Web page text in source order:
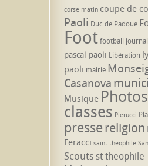
corse matin coupe de
Paoli Duc de Padoue
Footfootball journal
pascal paoli Libération
paoli mairie
Casanova
Musique
classes Pierucci
pressereligion
Feracci saint théophile
Scoutsst theophile